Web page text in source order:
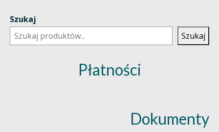
Szukaj
Szukaj
Płatności
Dokumenty